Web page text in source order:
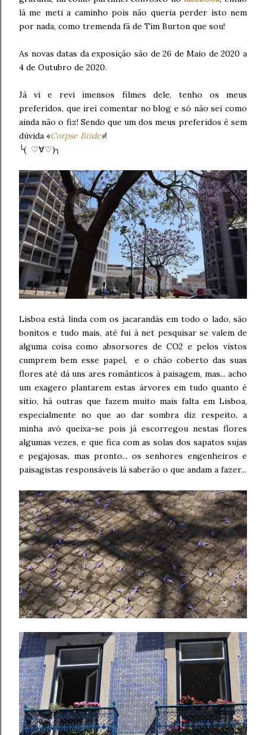
lá me meti a caminho pois não queria perder isto nem
por nada, como tremenda fã de Tim Burton que sou!
As novas datas da exposição são de 26 de Maio de 2020 a
4 de Outubro de 2020.
Já vi e revi imensos filmes dele, tenho os meus
preferidos, que irei comentar no blog e só não sei como
ainda não o fiz! Sendo que um dos meus preferidos é sem
dúvida «Corpse Bride»!
╰( ♡∀♡)╮
Lisboa está linda com os jacarandás em todo o lado, são
bonitos e tudo mais, até fui à net pesquisar se valem de
alguma coisa como absorsores de CO2 e pelos vistos
cumprem bem esse papel, e o chão coberto das suas
flores até dá uns ares românticos à paisagem, mas... acho
um exagero plantarem estas árvores em tudo quanto é
sítio, há outras que fazem muito mais falta em Lisboa,
especialmente no que ao dar sombra diz respeito, a
minha avó queixa-se pois já escorregou nestas flores
algumas vezes, e que fica com as solas dos sapatos sujas
e pegajosas, mas pronto... os senhores engenheiros e
paisagistas responsáveis lá saberão o que andam a fazer...